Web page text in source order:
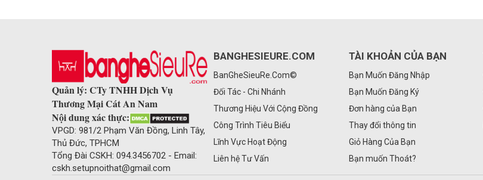
Quản lý: CTy TNHH Dịch Vụ
Thương Mại Cát An Nam
Nội dung xác thực:
VPGD: 981/2 Phạm Văn Đồng, Linh Tây,
Thủ Đức, TPHCM
Tổng Đài CSKH: 094.3456702 - Email:
cskh.setupnoithat@gmail.com
BANGHESIEURE.COM
BanGheSieuRe.Com©
Đối Tác - Chi Nhánh
Thương Hiệu Với Cộng Đồng
Công Trình Tiêu Biểu
Lĩnh Vực Hoạt Động
Liên hệ Tư Vấn
TÀI KHOẢN CỦA BẠN
Bạn Muốn Đăng Nhập
Bạn Muốn Đăng Ký
Đơn hàng của Bạn
Thay đổi thông tin
Giỏ Hàng Của Bạn
Bạn muốn Thoát?